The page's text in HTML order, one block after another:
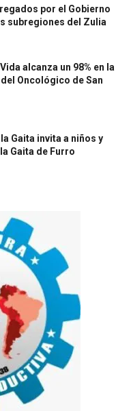
por el Gobierno
subregiones del Zulia
alcanza un 98% en la
Oncológico de San
Gaita invita a niños y
Gaita de Furro